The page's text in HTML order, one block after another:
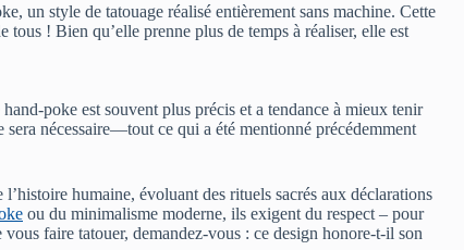
un style de tatouage réalisé entièrement sans machine. Cette
! Bien qu’elle prenne plus de temps à réaliser, elle est
poke est souvent plus précis et a tendance à mieux tenir
nécessaire—tout ce qui a été mentionné précédemment
humaine, évoluant des rituels sacrés aux déclarations
ou du minimalisme moderne, ils exigent du respect – pour
faire tatouer, demandez-vous : ce design honore-t-il son